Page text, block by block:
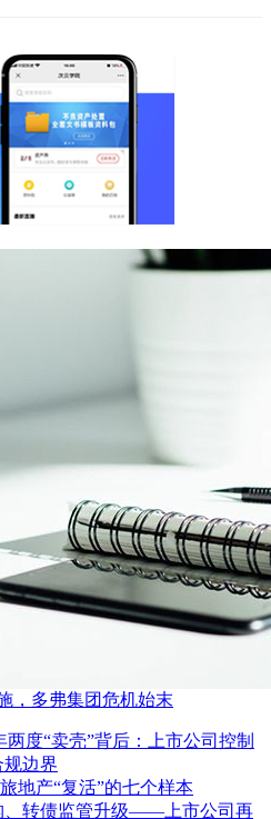
，多弗集团危机始末
两度“卖壳”背后：上市公司控制
边界
地产“复活”的七个样本
、转债监管升级——上市公司再